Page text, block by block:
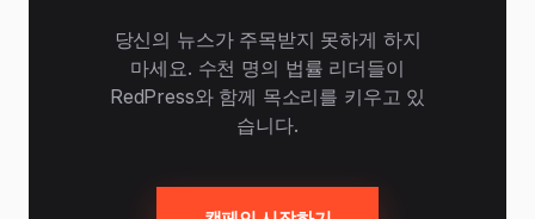
당신의 뉴스가 주목받지 못하게 하지
마세요. 수천 명의 법률 리더들이
RedPress와 함께 목소리를 키우고 있
습니다.